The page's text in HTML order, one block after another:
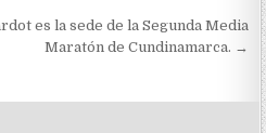
es la sede de la Segunda Media
Maratón de Cundinamarca. →